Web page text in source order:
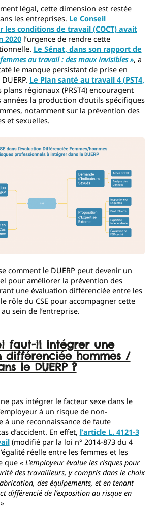
légal, cette dimension est restée
les entreprises. Le Conseil
les conditions de travail (COCT)avait
2020l’urgence de rendre cette
Le Sénat, dans son rapport de
au travail : des maux invisibles », a
le manque persistant de prise en
Le Plan santé au travail 4 (PST4,
régionaux (PRST4) encouragent
la production d’outils spécifiques
notamment sur la prévention des
et sexuelles.
comment le DUERP peut devenir un
pour améliorer la prévention des
une évaluation différenciée entre les
rôle du CSE pour accompagner cette
sein de l’entreprise.
différenciée hommes /
le DUERP ?
pas intégrer le facteur sexe dans le
à un risque de non-
à une reconnaissance de faute
d’accident. En effet, l’article L. 4121-3
(modifié par la loi n° 2014-873 du 4
réelle entre les femmes et les
que « L’employeur évalue les risques pour
des travailleurs, y compris dans le choix
des équipements, et en tenant
différencié de l’exposition au risque en